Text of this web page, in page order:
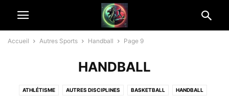
Accueil Autres Sports Handball Page 9
HANDBALL
ATHLÉTISME AUTRES DISCIPLINES BASKETBALL HANDBALL